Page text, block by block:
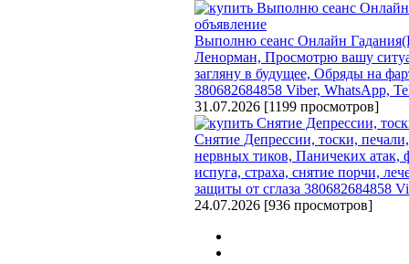
Выполню сеанс Онлайн
Ленорман, Просмотрю вашу
загляну в будущее, Обряды на
380682684858 Viber, WhatsApp,
31.07.2026 [1199 просмотров]
Снятие Депрессии, тоски,
нервных тиков, Паничеких атак,
испуга, страха, снятие порчи,
защиты от сглаза 380682684858
24.07.2026 [936 просмотров]